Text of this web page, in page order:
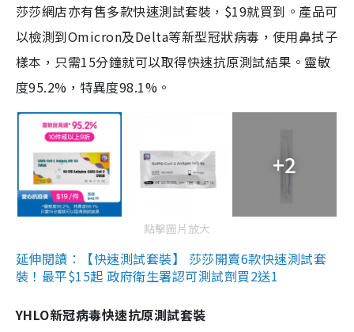
莎莎網店亦有售多款快速測試套裝，$19就買到。產品可
以檢測到Omicron及Delta等新型冠狀病毒，使用鼻拭子
樣本，只需15分鐘就可以取得快速抗原測試結果。靈敏
度95.2%，特異度98.1%。
+2
點擊圖片放大
延伸閱讀：【快速測試套裝】 莎莎開賣6款快速測試套
裝！最平$15起 政府衛生署認可測試劑買2送1
YHLO新冠病毒快速抗原測試套裝